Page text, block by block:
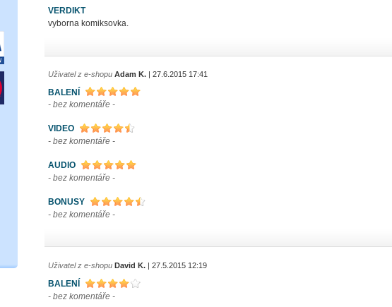
VERDIKT
vyborna komiksovka.
Uživatel z e-shopu Adam K. | 27.6.2015 17:41
BALENÍ
- bez komentáře -
VIDEO
- bez komentáře -
AUDIO
- bez komentáře -
BONUSY
- bez komentáře -
Uživatel z e-shopu David K. | 27.5.2015 12:19
BALENÍ
- bez komentáře -